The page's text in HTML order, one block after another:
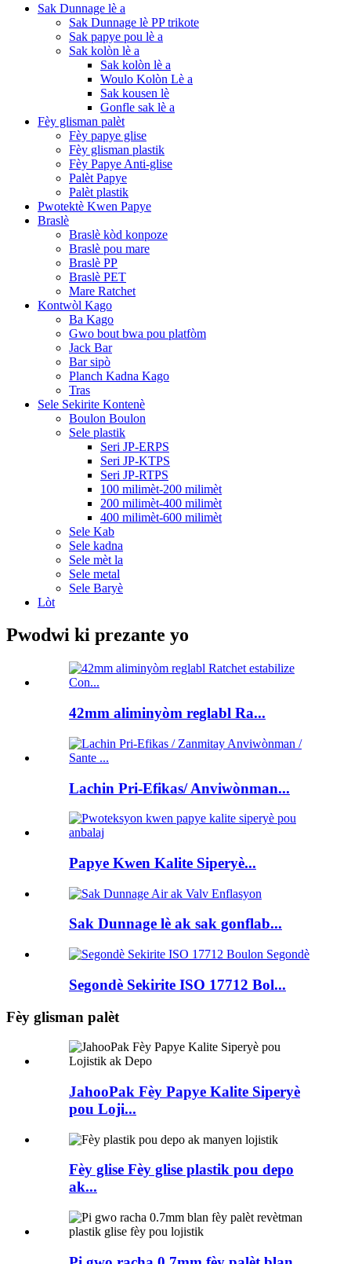
Sak Dunnage lè a
Sak Dunnage lè PP trikote
Sak papye pou lè a
Sak kolòn lè a
Sak kolòn lè a
Woulo Kolòn Lè a
Sak kousen lè
Gonfle sak lè a
Fèy glisman palèt
Fèy papye glise
Fèy glisman plastik
Fèy Papye Anti-glise
Palèt Papye
Palèt plastik
Pwotektè Kwen Papye
Braslè
Braslè kòd konpoze
Braslè pou mare
Braslè PP
Braslè PET
Mare Ratchet
Kontwòl Kago
Ba Kago
Gwo bout bwa pou platfòm
Jack Bar
Bar sipò
Planch Kadna Kago
Tras
Sele Sekirite Kontenè
Boulon Boulon
Sele plastik
Seri JP-ERPS
Seri JP-KTPS
Seri JP-RTPS
100 milimèt-200 milimèt
200 milimèt-400 milimèt
400 milimèt-600 milimèt
Sele Kab
Sele kadna
Sele mèt la
Sele metal
Sele Baryè
Lòt
Pwodwi ki prezante yo
42mm aliminyòm reglabl Ra...
Lachin Pri-Efikas/ Anviwònman...
Papye Kwen Kalite Siperyè...
Sak Dunnage lè ak sak gonflab...
Segondè Sekirite ISO 17712 Bol...
Fèy glisman palèt
JahooPak Fèy Papye Kalite Siperyè
pou Loji...
Fèy glise Fèy glise plastik pou depo
ak...